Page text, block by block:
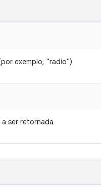
exemplo, "radio")
ser retornada